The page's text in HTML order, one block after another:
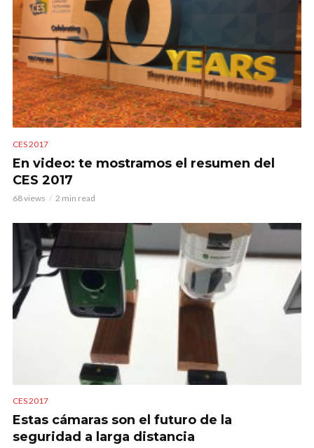
CES 2017
En video: te mostramos el resumen del
CES 2017
68 views 2 min read
CES 2017
Estas cámaras son el futuro de la
seguridad a larga distancia